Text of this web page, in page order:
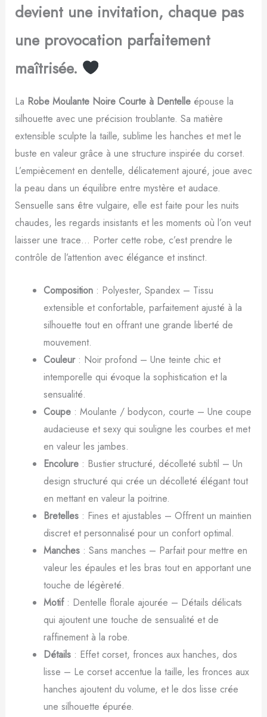
devient une invitation, chaque pas
une provocation parfaitement
maîtrisée.
La Robe Moulante Noire Courte à Dentelleépouse la
silhouette avec une précision troublante. Sa matière
extensible sculpte la taille, sublime les hanches et met le
buste en valeur grâce à une structure inspirée du corset.
L’empiècement en dentelle, délicatement ajouré, joue avec
la peau dans un équilibre entre mystère et audace.
Sensuelle sans être vulgaire, elle est faite pour les nuits
chaudes, les regards insistants et les moments où l’on veut
laisser une trace… Porter cette robe, c’est prendre le
contrôle de l’attention avec élégance et instinct.
Composition: Polyester, Spandex – Tissu
extensible et confortable, parfaitement ajusté à la
silhouette tout en offrant une grande liberté de
mouvement.
Couleur: Noir profond – Une teinte chic et
intemporelle qui évoque la sophistication et la
sensualité.
Coupe: Moulante / bodycon, courte – Une coupe
audacieuse et sexy qui souligne les courbes et met
en valeur les jambes.
Encolure: Bustier structuré, décolleté subtil – Un
design structuré qui crée un décolleté élégant tout
en mettant en valeur la poitrine.
Bretelles: Fines et ajustables – Offrent un maintien
discret et personnalisé pour un confort optimal.
Manches: Sans manches – Parfait pour mettre en
valeur les épaules et les bras tout en apportant une
touche de légèreté.
Motif: Dentelle florale ajourée – Détails délicats
qui ajoutent une touche de sensualité et de
raffinement à la robe.
Détails: Effet corset, fronces aux hanches, dos
lisse – Le corset accentue la taille, les fronces aux
hanches ajoutent du volume, et le dos lisse crée
une silhouette épurée.